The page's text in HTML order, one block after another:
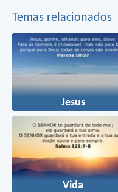
Temas relacionados
Jesus
Vida